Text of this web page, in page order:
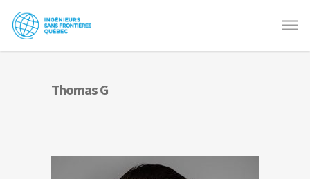
Thomas G